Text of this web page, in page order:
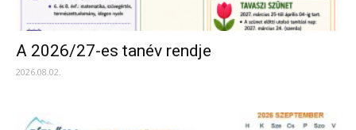
A 2026/27-es tanév rendje
2026.08.02.